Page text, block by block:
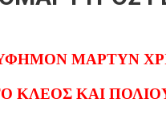
ΜΑΡΤΥΝ
ΚΛΕΟΣ ΚΑΙ